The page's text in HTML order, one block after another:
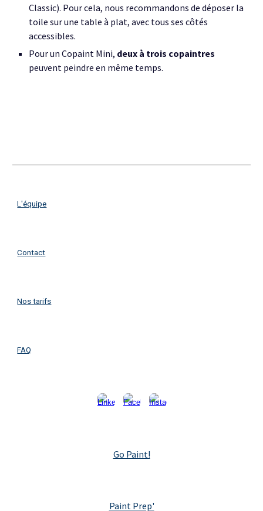
Classic). Pour cela, nous recommandons de déposer la
toile sur une table à plat, avec tous ses côtés
accessibles.
Pour un Copaint Mini, deux à trois copaintres
peuvent peindre en même temps.
L'équipe
Contact
Nos tarifs
FAQ
Go Paint!
Paint Prep'